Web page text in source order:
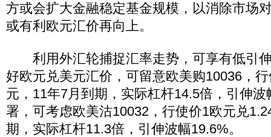
方或会扩大金融稳定基金规模，以消除市场
或有利欧元汇价再向上。
利用外汇轮捕捉汇率走势，可享有低引
好欧元兑美元汇价，可留意欧美购10036，
元，11年7月到期，实际杠杆14.5倍，引伸
署，可考虑欧美沽10032，行使价1欧元兑
期，实际杠杆11.3倍，引伸波幅19.6%。